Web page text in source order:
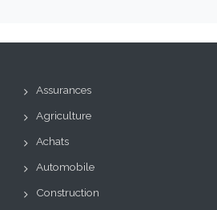
Assurances
Agriculture
Achats
Automobile
Construction